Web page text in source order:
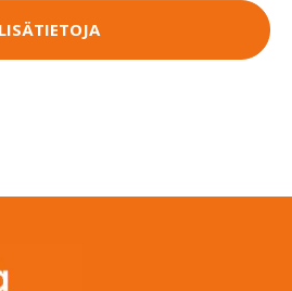
LISÄTIETOJA